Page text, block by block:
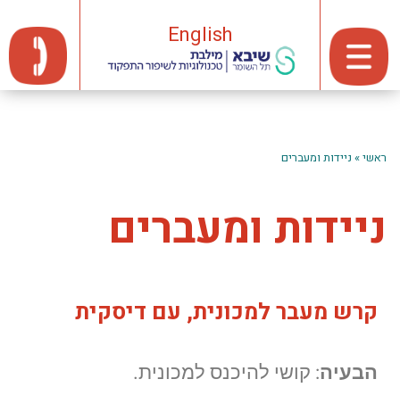
English
ראשי» ניידות ומעברים
ניידות ומעברים
קרש מעבר למכונית, עם דיסקית
הבעיה: קושי להיכנס למכונית.